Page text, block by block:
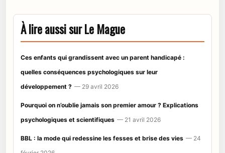
À lire aussi sur Le Mague
Ces enfants qui grandissent avec un parent handicapé :
quelles conséquences psychologiques sur leur
développement ? — 29 avril 2026
Pourquoi on n’oublie jamais son premier amour ? Explications
psychologiques et scientifiques — 21 avril 2026
BBL : la mode qui redessine les fesses et brise des vies — 24